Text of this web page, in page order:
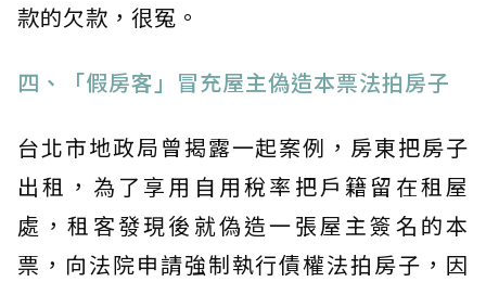
款的欠款，很冤。
四、「假房客」冒充屋主偽造本票法拍房子
台北市地政局曾揭露一起案例，房東把房子
出租，為了享用自用稅率把戶籍留在租屋
處，租客發現後就偽造一張屋主簽名的本
票，向法院申請強制執行債權法拍房子，因